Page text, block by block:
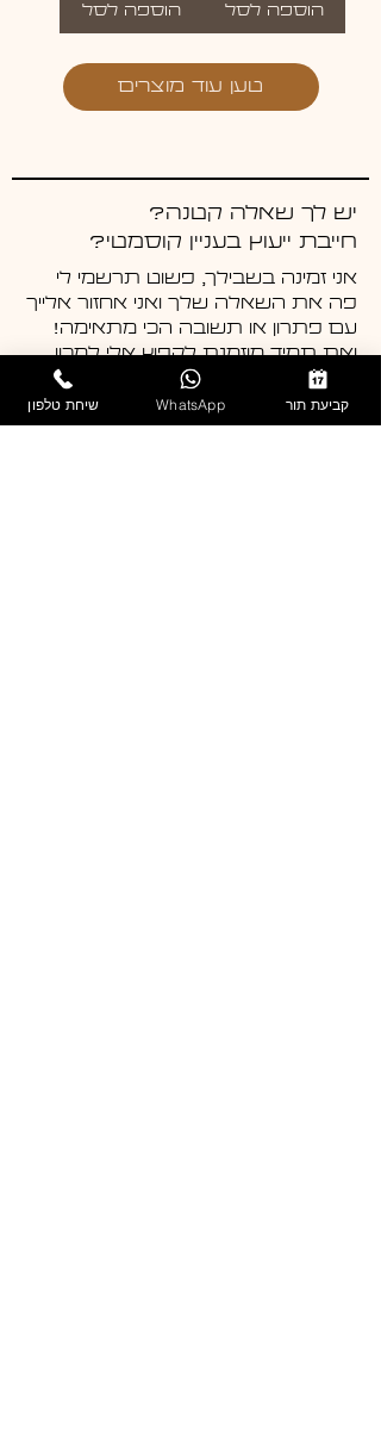
הוספה לסל הוספה לסל
טען עוד מוצרים
יש לך שאלה קטנה?
חייבת ייעוץ בעניין קוסמטי?
אני זמינה בשבילך, פשוט תרשמי לי
פה את השאלה שלך ואני אחזור אלייך
עם פתרון או תשובה הכי מתאימה!
ואת תמיד מוזמנת לקפוץ אלי למכון
קוסמטיקה.
שיחת טלפון WhatsApp קביעת תור